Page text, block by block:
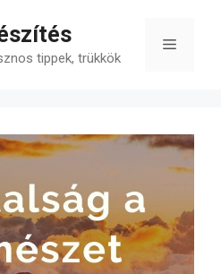
tippek, trükkök
Menü